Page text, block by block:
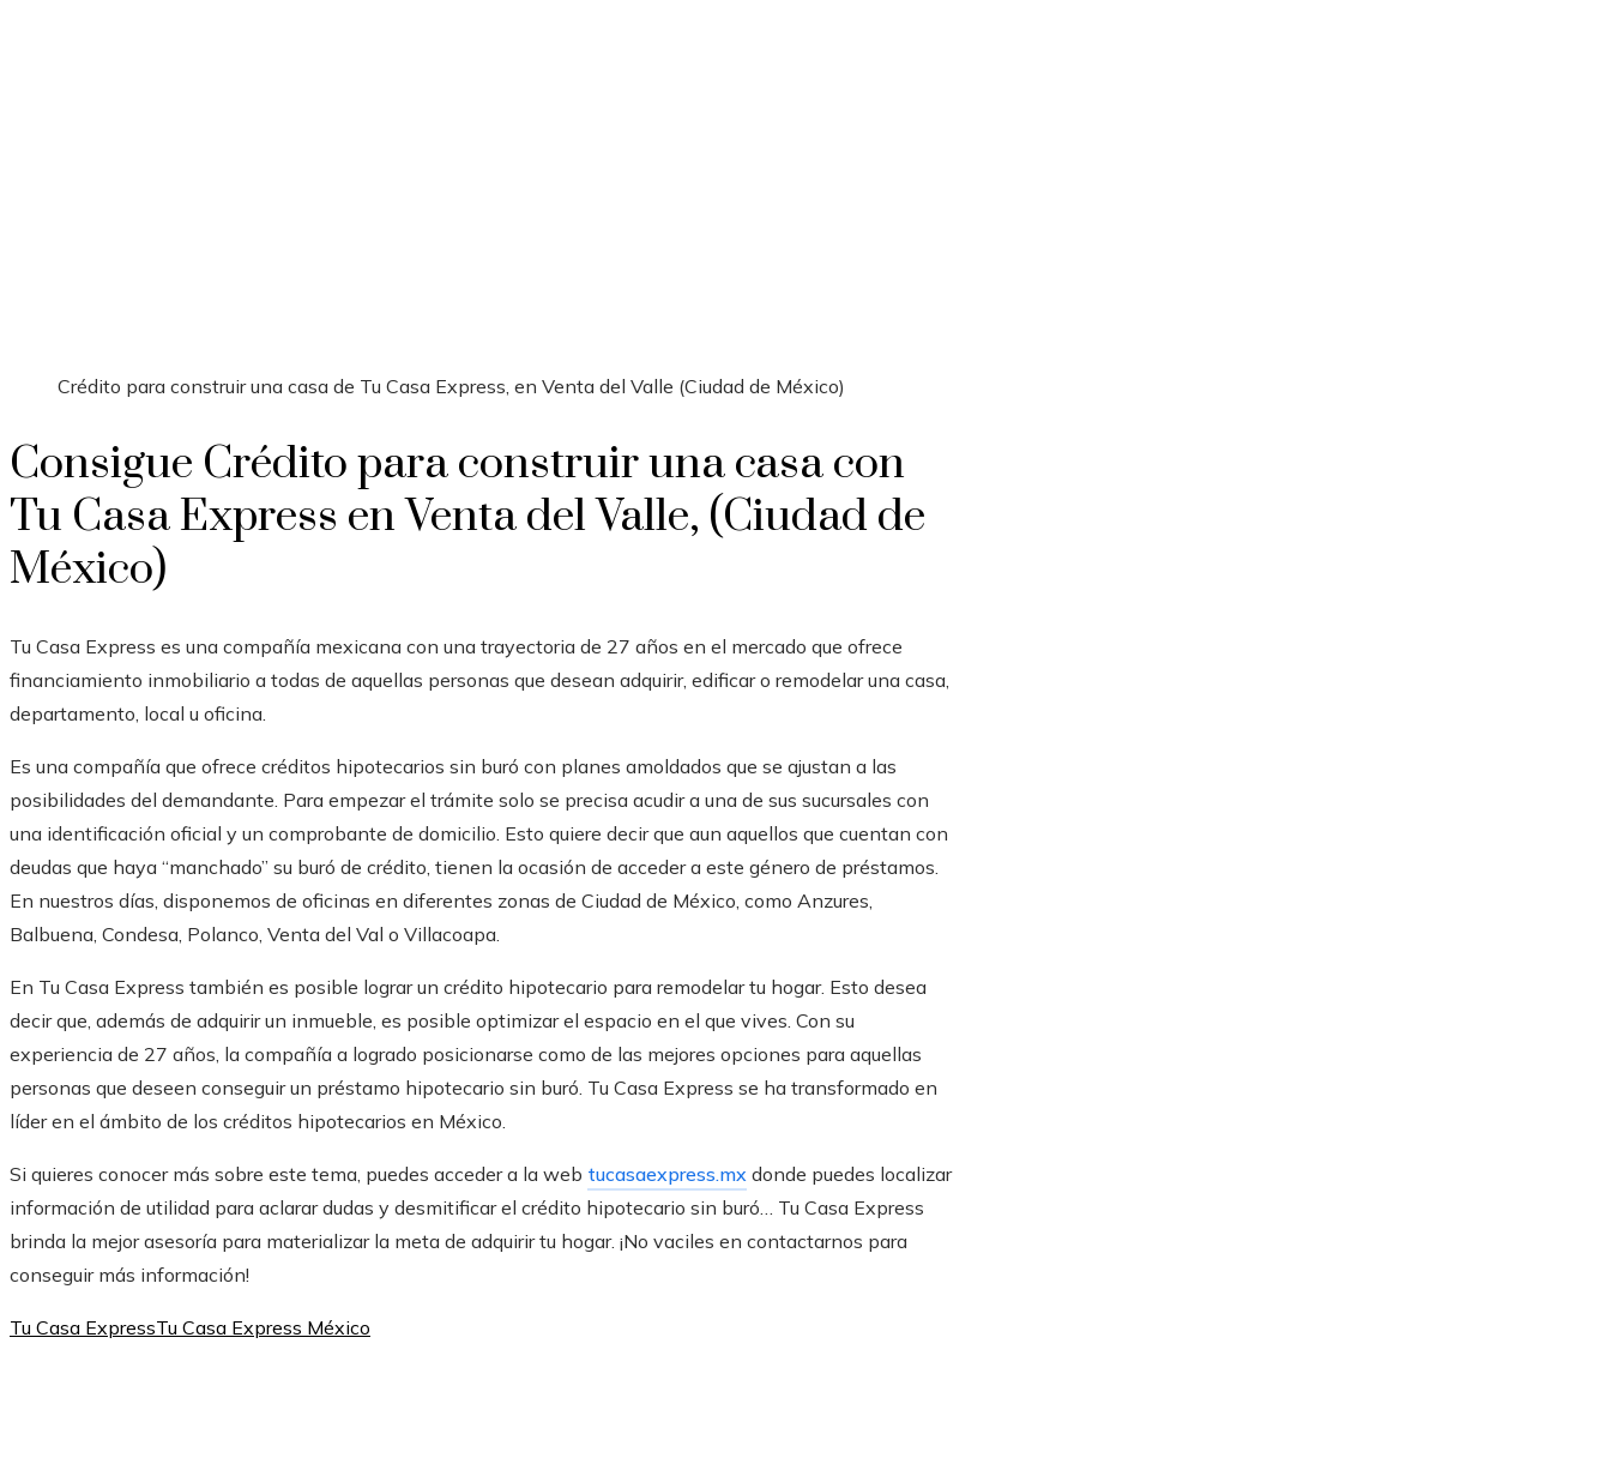
Crédito para construir una casa de Tu Casa Express, en Venta del Valle (Ciudad de México)
Consigue Crédito para construir una casa con
Tu Casa Express en Venta del Valle, (Ciudad de
México)
Tu Casa Express es una compañía mexicana con una trayectoria de 27 años en el mercado que ofrece
financiamiento inmobiliario a todas de aquellas personas que desean adquirir, edificar o remodelar una casa,
departamento, local u oficina.
Es una compañía que ofrece créditos hipotecarios sin buró con planes amoldados que se ajustan a las
posibilidades del demandante. Para empezar el trámite solo se precisa acudir a una de sus sucursales con
una identificación oficial y un comprobante de domicilio. Esto quiere decir que aun aquellos que cuentan con
deudas que haya “manchado” su buró de crédito, tienen la ocasión de acceder a este género de préstamos.
En nuestros días, disponemos de oficinas en diferentes zonas de Ciudad de México, como Anzures,
Balbuena, Condesa, Polanco, Venta del Val o Villacoapa.
En Tu Casa Express también es posible lograr un crédito hipotecario para remodelar tu hogar. Esto desea
decir que, además de adquirir un inmueble, es posible optimizar el espacio en el que vives. Con su
experiencia de 27 años, la compañía a logrado posicionarse como de las mejores opciones para aquellas
personas que deseen conseguir un préstamo hipotecario sin buró. Tu Casa Express se ha transformado en
líder en el ámbito de los créditos hipotecarios en México.
Si quieres conocer más sobre este tema, puedes acceder a la web tucasaexpress.mx donde puedes localizar
información de utilidad para aclarar dudas y desmitificar el crédito hipotecario sin buró… Tu Casa Express
brinda la mejor asesoría para materializar la meta de adquirir tu hogar. ¡No vaciles en contactarnos para
conseguir más información!
Tu Casa ExpressTu Casa Express México